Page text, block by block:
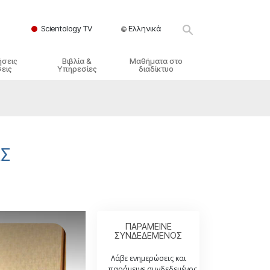
Scientology TV Ελληνικά
Βιβλία &
Υπηρεσίες
Μαθήματα στο
διαδίκτυο
Ακεραιότητα και Τιμιότητα
ΠΑΡΑΜΕΙΝΕ
ΣΥΝΔΕΔΕΜΕΝΟΣ
Λάβε ενημερώσεις και